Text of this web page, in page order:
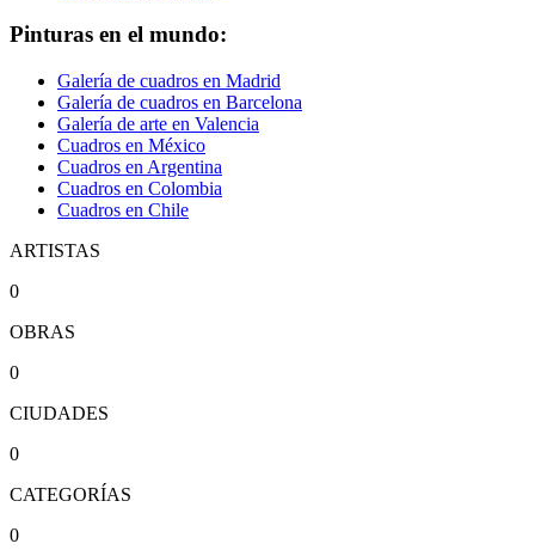
Pinturas en el mundo:
Galería de cuadros en Madrid
Galería de cuadros en Barcelona
Galería de arte en Valencia
Cuadros en México
Cuadros en Argentina
Cuadros en Colombia
Cuadros en Chile
ARTISTAS
0
OBRAS
0
CIUDADES
0
CATEGORÍAS
0